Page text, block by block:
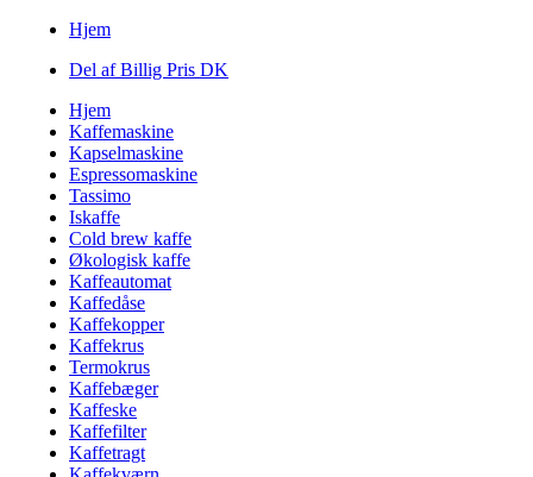
Hjem
Del af Billig Pris DK
Hjem
Kaffemaskine
Kapselmaskine
Espressomaskine
Tassimo
Iskaffe
Cold brew kaffe
Økologisk kaffe
Kaffeautomat
Kaffedåse
Kaffekopper
Kaffekrus
Termokrus
Kaffebæger
Kaffeske
Kaffefilter
Kaffetragt